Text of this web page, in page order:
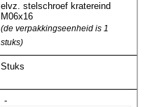
elvz. stelschroef kratereind
M06x16
(de verpakkingseenheid is 1
stuks)
Stuks
-